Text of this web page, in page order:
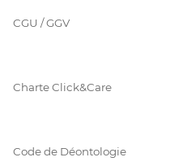
CGU / GGV
Charte Click&Care
Code de Déontologie